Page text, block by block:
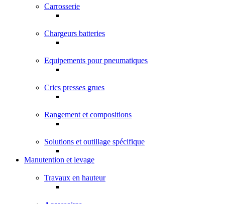
Carrosserie
Chargeurs batteries
Equipements pour pneumatiques
Crics presses grues
Rangement et compositions
Solutions et outillage spécifique
Manutention et levage
Travaux en hauteur